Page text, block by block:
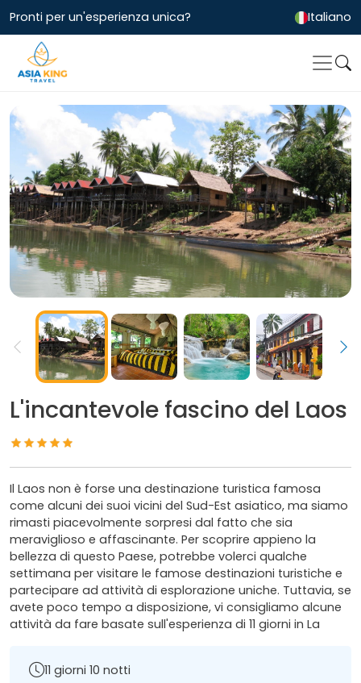
Pronti per un'esperienza unica? Italiano
L'incantevole fascino del Laos
Il Laos non è forse una destinazione turistica famosa
come alcuni dei suoi vicini del Sud-Est asiatico, ma siamo
rimasti piacevolmente sorpresi dal fatto che sia
meraviglioso e affascinante. Per scoprire appieno la
bellezza di questo Paese, potrebbe volerci qualche
settimana per visitare le famose destinazioni turistiche e
partecipare ad attività di esplorazione uniche. Tuttavia, se
avete poco tempo a disposizione, vi consigliamo alcune
attività da fare basate sull'esperienza di 11 giorni in La
11 giorni 10 notti